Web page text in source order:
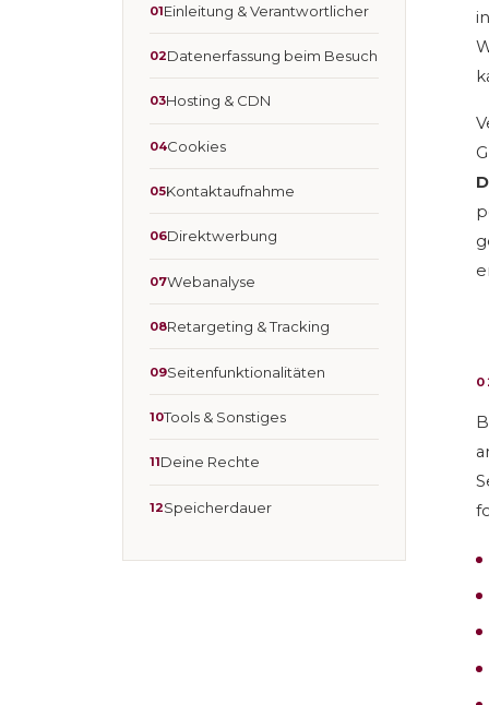
Einleitung & Verantwortlicher
Datenerfassung beim Besuch
Hosting & CDN
Cookies
Kontaktaufnahme
Direktwerbung
Webanalyse
Retargeting & Tracking
Seitenfunktionalitäten
Tools & Sonstiges
Deine Rechte
Speicherdauer